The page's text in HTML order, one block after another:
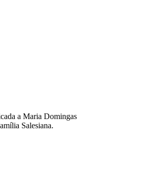
a Maria Domingas
Salesiana.